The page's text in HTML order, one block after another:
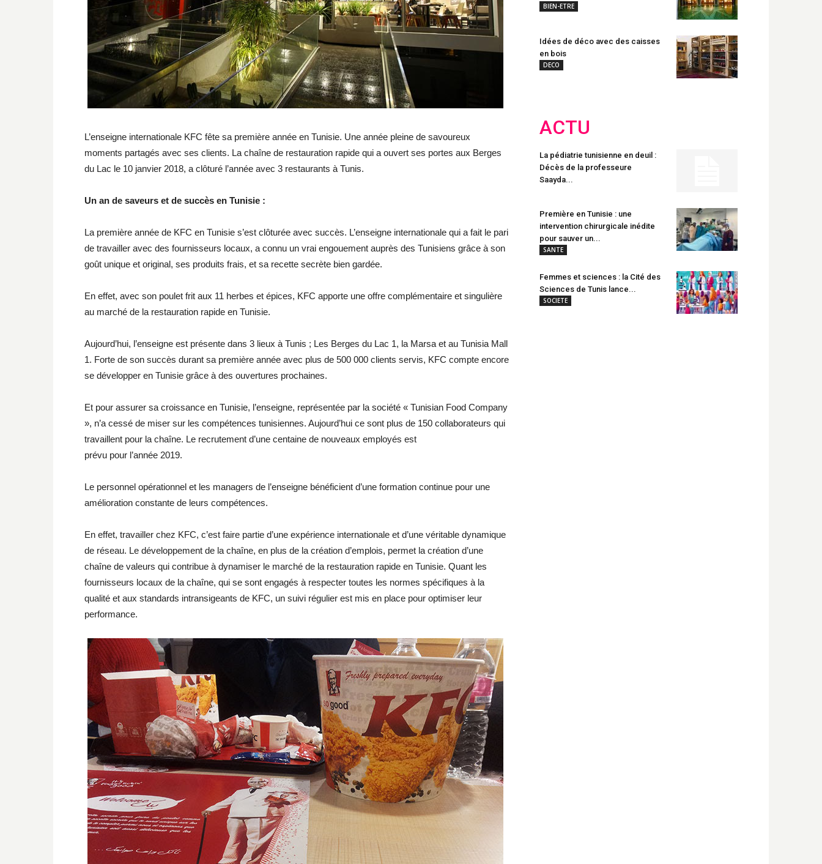
L’enseigne internationale KFC fête sa première année en Tunisie. Une année pleine de savoureux
moments partagés avec ses clients. La chaîne de restauration rapide qui a ouvert ses portes aux Berges
du Lac le 10 janvier 2018, a clôturé l’année avec 3 restaurants à Tunis.
Un an de saveurs et de succès en Tunisie :
La première année de KFC en Tunisie s’est clôturée avec succès. L’enseigne internationale qui a fait le pari
de travailler avec des fournisseurs locaux, a connu un vrai engouement auprès des Tunisiens grâce à son
goût unique et original, ses produits frais, et sa recette secrète bien gardée.
En effet, avec son poulet frit aux 11 herbes et épices, KFC apporte une offre complémentaire et singulière
au marché de la restauration rapide en Tunisie.
Aujourd’hui, l’enseigne est présente dans 3 lieux à Tunis ; Les Berges du Lac 1, la Marsa et au Tunisia Mall
1. Forte de son succès durant sa première année avec plus de 500 000 clients servis, KFC compte encore
se développer en Tunisie grâce à des ouvertures prochaines.
Et pour assurer sa croissance en Tunisie, l’enseigne, représentée par la société « Tunisian Food Company
», n’a cessé de miser sur les compétences tunisiennes. Aujourd’hui ce sont plus de 150 collaborateurs qui
travaillent pour la chaîne. Le recrutement d’une centaine de nouveaux employés est
prévu pour l’année 2019.
Le personnel opérationnel et les managers de l’enseigne bénéficient d’une formation continue pour une
amélioration constante de leurs compétences.
En effet, travailler chez KFC, c’est faire partie d’une expérience internationale et d’une véritable dynamique
de réseau. Le développement de la chaîne, en plus de la création d’emplois, permet la création d’une
chaîne de valeurs qui contribue à dynamiser le marché de la restauration rapide en Tunisie. Quant les
fournisseurs locaux de la chaîne, qui se sont engagés à respecter toutes les normes spécifiques à la
qualité et aux standards intransigeants de KFC, un suivi régulier est mis en place pour optimiser leur
performance.
BIEN-ETRE
Idées de déco avec des caisses
en bois
DECO
ACTU
La pédiatrie tunisienne en deuil :
Décès de la professeure
Saayda...
Première en Tunisie : une
intervention chirurgicale inédite
pour sauver un...
SANTE
Femmes et sciences : la Cité des
Sciences de Tunis lance...
SOCIETE